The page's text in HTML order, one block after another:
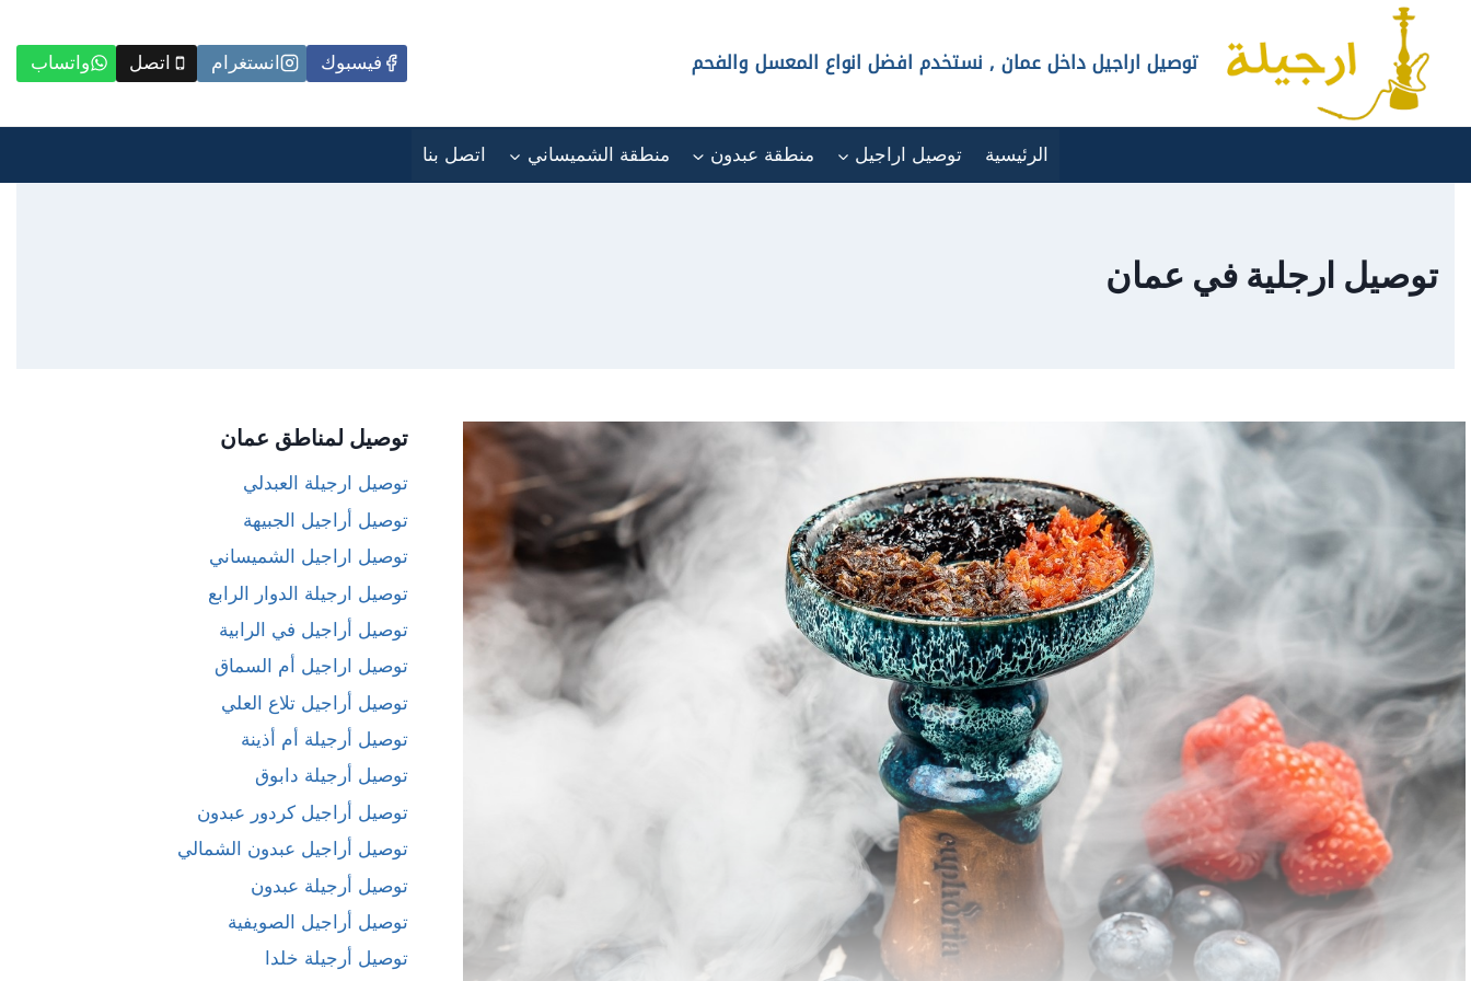
content
توصيل اراجيل داخل عمان , نستخدم افضل انواع المعسل والفحم فيسبوك انستغرام اتصل واتساب
الرئيسية توصيل اراجيل منطقة عبدون منطقة الشميساني اتصل بنا
توصيل ارجلية في عمان
توصيل لمناطق عمان
توصيل ارجيلة العبدلي
توصيل أراجيل الجبيهة
توصيل اراجيل الشميساني
توصيل ارجيلة الدوار الرابع
توصيل أراجيل في الرابية
توصيل اراجيل أم السماق
توصيل أراجيل تلاع العلي
توصيل أرجيلة أم أذينة
توصيل أرجيلة دابوق
توصيل أراجيل كردور عبدون
توصيل أراجيل عبدون الشمالي
توصيل أرجيلة عبدون
توصيل أراجيل الصويفية
توصيل أرجيلة خلدا